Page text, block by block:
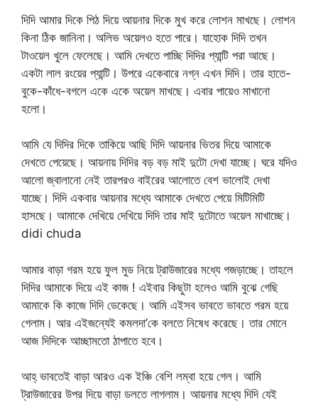
দিদি আমার দিকে পিঠ দিয়ে আয়নার দিকে মুখ করে লোশন মাখছে। লোশন
কিনা ঠিক জানিনা। অলিভ অয়েলও হতে পারে। যাহোক দিদি তখন
টাওয়েল খুলে ফেলেছে। আমি দেখতে পাচ্ছি দিদির প্যান্টি পরা আছে।
একটা লাল রংয়ের প্যান্টি। উপরে একেবারে নগ্ন এখন দিদি। তার হাতে-
বুকে-কাঁধে-বগলে একে একে অয়েল মাখছে। এবার পায়েও মাখানো
হলো।
আমি যে দিদির দিকে তাকিয়ে আছি দিদি আয়নার ভিতর দিয়ে আমাকে
দেখতে পেয়েছে। আয়নায় দিদির বড় বড় মাই দুটো দেখা যাচ্ছে। ঘরে যদিও
আলো জ্বালানো নেই তারপরও বাইরের আলোতে বেশ ভালোই দেখা
যাচ্ছে। দিদি একবার আয়নার মধ্যে আমাকে দেখতে পেয়ে মিটিমিটি
হাসছে। আমাকে দেখিয়ে দেখিয়ে দিদি তার মাই দুটোতে অয়েল মাখাচ্ছে।
didi chuda
আমার বাড়া গরম হয়ে ফুল মুড নিয়ে ট্রাউজারের মধ্যে গজড়াচ্ছে। তাহলে
দিদির আমাকে দিয়ে এই কাজ ! এইবার কিছুটা হলেও আমি বুঝে গেছি
আমাকে কি কাজে দিদি ডেকেছে। আমি এইসব ভাবতে ভাবতে গরম হয়ে
গেলাম। আর এইজন্যেই কমলদা’কে বলতে নিষেধ করেছে। তার মােনে
আজ দিদিকে আচ্ছামতো ঠাপাতে হবে।
আহ্‌ ভাবতেই বাড়া আরও এক ইঞ্চি বেশি লম্বা হয়ে গেল। আমি
ট্রাউজারের উপর দিয়ে বাড়া ডলতে লাগলাম। আয়নার মধ্যে দিদি যেই